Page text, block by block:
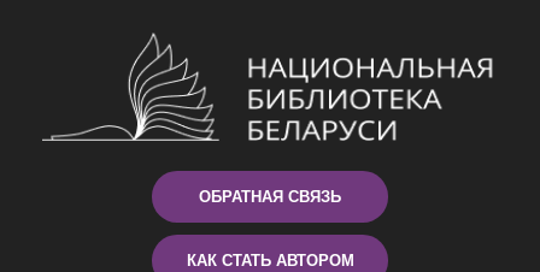
ОБРАТНАЯ СВЯЗЬ
КАК СТАТЬ АВТОРОМ